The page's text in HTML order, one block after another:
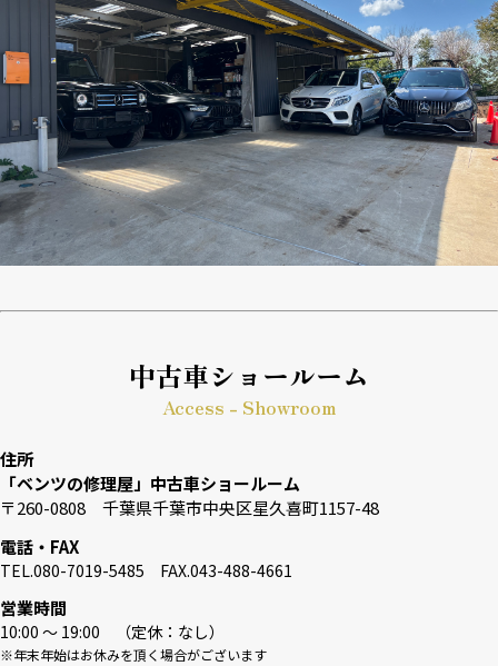
中古車ショールーム
Access - Showroom
住所
「ベンツの修理屋」中古車ショールーム
〒260-0808 千葉県千葉市中央区星久喜町1157-48
電話・FAX
TEL.080-7019-5485 FAX.043-488-4661
営業時間
10:00 〜 19:00 （定休：なし）
※年末年始はお休みを頂く場合がございます